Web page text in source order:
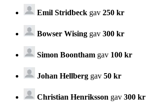
Emil Stridbeck gav 250 kr
Bowser Wising gav 300 kr
Simon Boontham gav 100 kr
Johan Hellberg gav 50 kr
Christian Henriksson gav 300 kr